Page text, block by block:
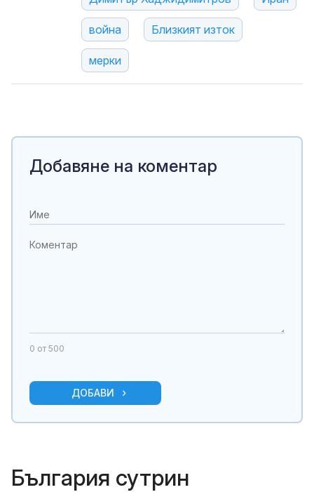
война Близкият изток
мерки
Добавяне на коментар
0 от 500
ДОБАВИ
България сутрин